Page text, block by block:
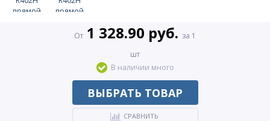
От 1 328.90 руб. за 1
шт
В наличии много
ВЫБРАТЬ ТОВАР
СРАВНИТЬ